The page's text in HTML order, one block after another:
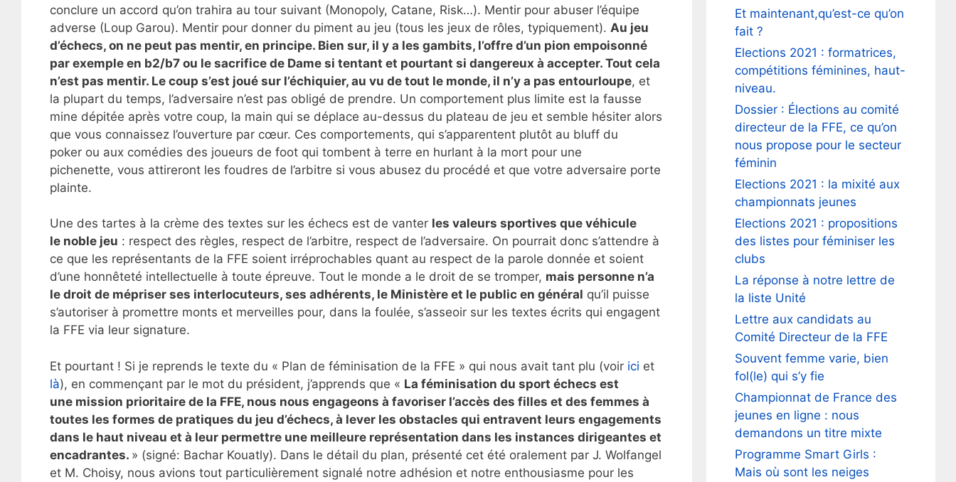
conclure un accord qu’on trahira au tour suivant (Monopoly, Catane, Risk…). Mentir pour abuser l’équipe
adverse (Loup Garou). Mentir pour donner du piment au jeu (tous les jeux de rôles, typiquement). Au jeu
d’échecs, on ne peut pas mentir, en principe. Bien sur, il y a les gambits, l’offre d’un pion empoisonné
par exemple en b2/b7 ou le sacrifice de Dame si tentant et pourtant si dangereux à accepter. Tout cela
n’est pas mentir. Le coup s’est joué sur l’échiquier, au vu de tout le monde, il n’y a pas entourloupe, et
la plupart du temps, l’adversaire n’est pas obligé de prendre. Un comportement plus limite est la fausse
mine dépitée après votre coup, la main qui se déplace au-dessus du plateau de jeu et semble hésiter alors
que vous connaissez l’ouverture par cœur. Ces comportements, qui s’apparentent plutôt au bluff du
poker ou aux comédies des joueurs de foot qui tombent à terre en hurlant à la mort pour une
pichenette, vous attireront les foudres de l’arbitre si vous abusez du procédé et que votre adversaire porte
plainte.
Une des tartes à la crème des textes sur les échecs est de vanter les valeurs sportives que véhicule
le noble jeu : respect des règles, respect de l’arbitre, respect de l’adversaire. On pourrait donc s’attendre à
ce que les représentants de la FFE soient irréprochables quant au respect de la parole donnée et soient
d’une honnêteté intellectuelle à toute épreuve. Tout le monde a le droit de se tromper, mais personne n’a
le droit de mépriser ses interlocuteurs, ses adhérents, le Ministère et le public en général qu’il puisse
s’autoriser à promettre monts et merveilles pour, dans la foulée, s’asseoir sur les textes écrits qui engagent
la FFE via leur signature.
Et pourtant ! Si je reprends le texte du « Plan de féminisation de la FFE » qui nous avait tant plu (voir ici et
là), en commençant par le mot du président, j’apprends que « La féminisation du sport échecs est
une mission prioritaire de la FFE, nous nous engageons à favoriser l’accès des filles et des femmes à
toutes les formes de pratiques du jeu d’échecs, à lever les obstacles qui entravent leurs engagements
dans le haut niveau et à leur permettre une meilleure représentation dans les instances dirigeantes et
encadrantes. » (signé: Bachar Kouatly). Dans le détail du plan, présenté cet été oralement par J. Wolfangel
et M. Choisy, nous avions tout particulièrement signalé notre adhésion et notre enthousiasme pour les
Et maintenant,qu’est-ce qu’on
fait ?
Elections 2021 : formatrices,
compétitions féminines, haut-
niveau.
Dossier : Élections au comité
directeur de la FFE, ce qu’on
nous propose pour le secteur
féminin
Elections 2021 : la mixité aux
championnats jeunes
Elections 2021 : propositions
des listes pour féminiser les
clubs
La réponse à notre lettre de
la liste Unité
Lettre aux candidats au
Comité Directeur de la FFE
Souvent femme varie, bien
fol(le) qui s’y fie
Championnat de France des
jeunes en ligne : nous
demandons un titre mixte
Programme Smart Girls :
Mais où sont les neiges